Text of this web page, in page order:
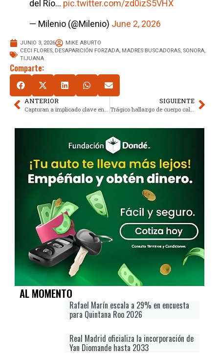
del Río… pic.twitter.com/zd0izS5VHX
— Milenio (@Milenio) June 2, 2026
JUNIO 3, 2026
MIKE ABURTO
CECI FLORES, DESAPARICIÓN FORZADA, MADRES BUSCADORAS, SONORA,
TIJUANA
Comparte:
ANTERIOR SIGUIENTE
AL MOMENTO
Rafael Marín escala a 29% en encuesta
para Quintana Roo 2026
Real Madrid oficializa la incorporación de
Yan Diomande hasta 2033